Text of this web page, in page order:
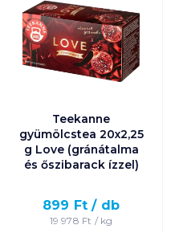
Ár szerint növekvő
Ár szerint csökkenő
növekvő
Egységár szerint
csökkenő
Termék neve A-Z
Teekanne
gyümölcstea 20x2,25
g Love (gránátalma
és őszibarack ízzel)
899 Ft / db
19 978 Ft / kg